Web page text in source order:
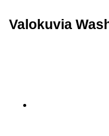
Valokuvia